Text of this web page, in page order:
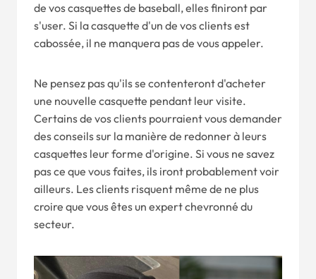
de vos casquettes de baseball, elles finiront par
s'user. Si la casquette d'un de vos clients est
cabossée, il ne manquera pas de vous appeler.
Ne pensez pas qu'ils se contenteront d'acheter
une nouvelle casquette pendant leur visite.
Certains de vos clients pourraient vous demander
des conseils sur la manière de redonner à leurs
casquettes leur forme d'origine. Si vous ne savez
pas ce que vous faites, ils iront probablement voir
ailleurs. Les clients risquent même de ne plus
croire que vous êtes un expert chevronné du
secteur.